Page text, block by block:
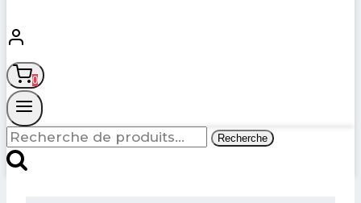
0
Recherche
pour :
Recherche